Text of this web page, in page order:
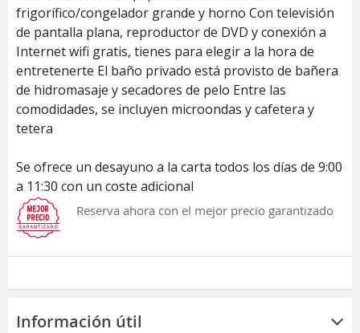
frigorífico/congelador grande y horno Con televisión
de pantalla plana, reproductor de DVD y conexión a
Internet wifi gratis, tienes para elegir a la hora de
entretenerte El baño privado está provisto de bañera
de hidromasaje y secadores de pelo Entre las
comodidades, se incluyen microondas y cafetera y
tetera
Se ofrece un desayuno a la carta todos los días de 9:00
a 11:30 con un coste adicional
Reserva ahora con el mejor precio garantizado
Información útil